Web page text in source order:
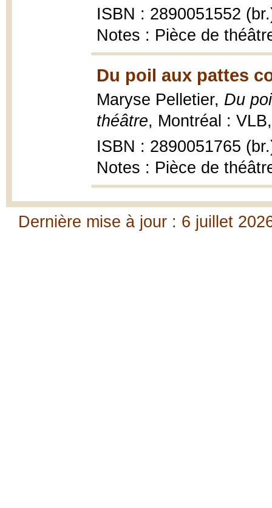
ISBN : 2890051552
Notes : Pièce de
Du poil aux pattes
Maryse Pelletier, Du
théâtre, Montréal :
ISBN : 2890051765
Notes : Pièce de
Dernière mise à jour : 6 juillet